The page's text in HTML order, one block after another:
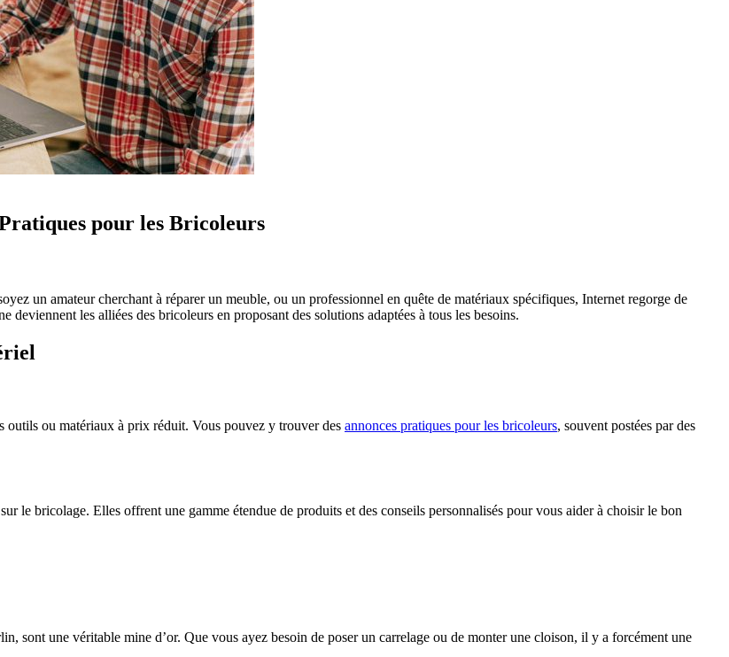
pour les Bricoleurs
un amateur cherchant à réparer un meuble, ou un professionnel en quête de matériaux spécifiques, Internet regorge de
les alliées des bricoleurs en proposant des solutions adaptées à tous les besoins.
outils ou matériaux à prix réduit. Vous pouvez y trouver des annonces pratiques pour les bricoleurs, souvent postées par des
le bricolage. Elles offrent une gamme étendue de produits et des conseils personnalisés pour vous aider à choisir le bon
sont une véritable mine d’or. Que vous ayez besoin de poser un carrelage ou de monter une cloison, il y a forcément une